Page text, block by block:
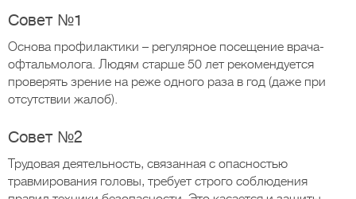
Совет №1
Основа профилактики – регулярное посещение врача-
офтальмолога. Людям старше 50 лет рекомендуется
проверять зрение на реже одного раза в год (даже при
отсутствии жалоб).
Совет №2
Трудовая деятельность, связанная с опасностью
травмирования головы, требует строго соблюдения